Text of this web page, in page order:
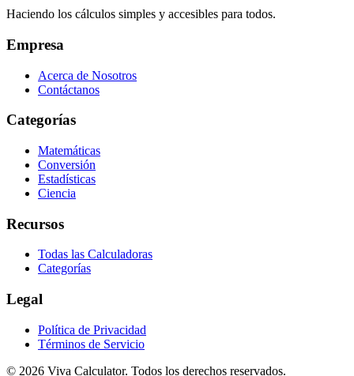
Haciendo los cálculos simples y accesibles para todos.
Empresa
Acerca de Nosotros
Contáctanos
Categorías
Matemáticas
Conversión
Estadísticas
Ciencia
Recursos
Todas las Calculadoras
Categorías
Legal
Política de Privacidad
Términos de Servicio
© 2026 Viva Calculator. Todos los derechos reservados.